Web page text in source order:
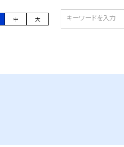
中 大